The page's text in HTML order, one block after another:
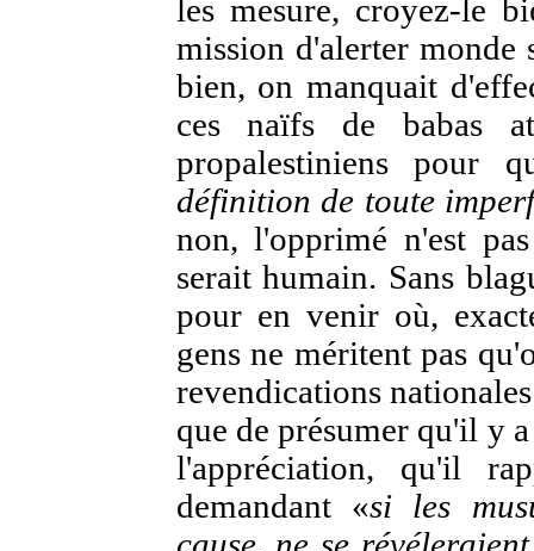
les mesure, croyez-le
mission d'alerter
bien, on manquait
ces naïfs de babas
propalestiniens pour
définition de toute
non, l'opprimé n'est
serait humain. Sans
pour en venir où,
gens ne méritent pas
revendications
que de présumer qu'il y
l'appréciation, qu'il
demandant «si les